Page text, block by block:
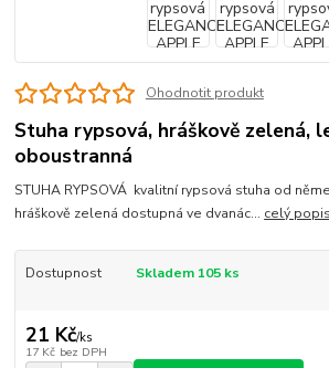
Ohodnotit produkt
Stuha rypsová, hráškově zelená,
oboustranná
STUHA RYPSOVÁ kvalitní rypsová stuha od
hráškově zelená dostupná ve dvanác... celý popis
Dostupnost Skladem 105 ks
21 Kč/ks
17 Kč bez DPH